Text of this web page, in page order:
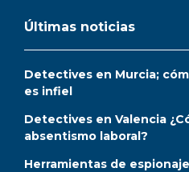
Últimas noticias
Detectives en Murcia;
es infiel
Detectives en Valencia
absentismo laboral?
Herramientas de